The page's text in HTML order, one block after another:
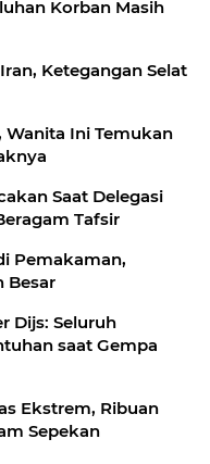
Korban Masih
Ketegangan Selat
Ini Temukan
Saat Delegasi
Tafsir
Pemakaman,
Besar
Dijs: Seluruh
saat Gempa
Ekstrem, Ribuan
Sepekan